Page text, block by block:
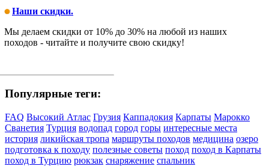
Наши скидки.
Мы делаем скидки от 10% до 30% на любой из наших
походов - читайте и получите свою скидку!
Популярные теги:
FAQ Высокий Атлас Грузия Каппадокия Карпаты Марокко
Сванетия Турция водопад город горы интересные места
история ликийская тропа маршруты походов медицина озеро
подготовка к походу полезные советы поход поход в Карпаты
поход в Турцию рюкзак снаряжение спальник